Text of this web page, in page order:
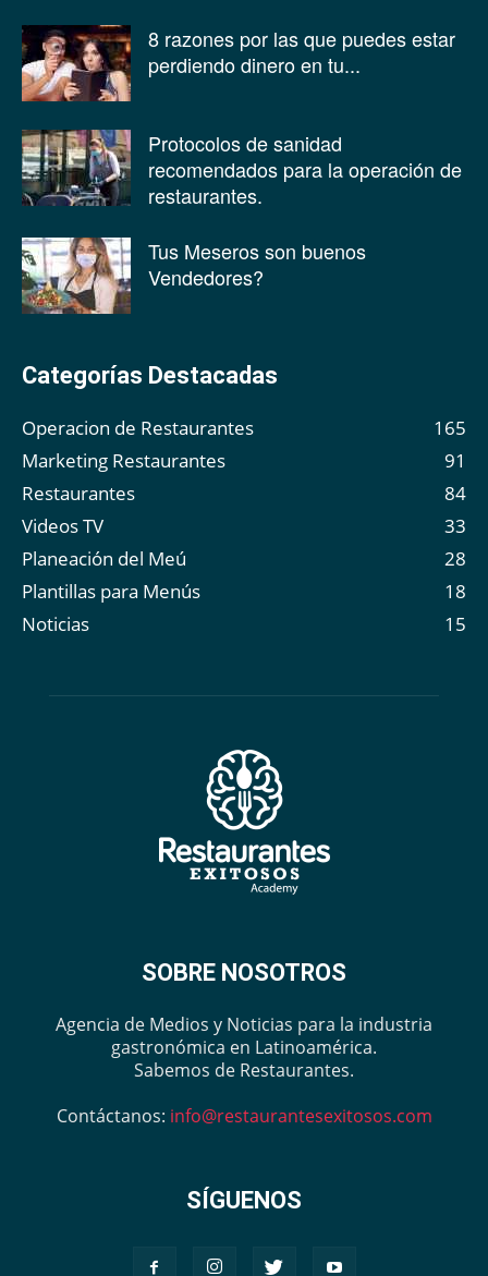
8 razones por las que puedes estar
perdiendo dinero en tu...
Protocolos de sanidad
recomendados para la operación de
restaurantes.
Tus Meseros son buenos
Vendedores?
Categorías Destacadas
Operacion de Restaurantes
165
Marketing Restaurantes
91
Restaurantes
84
Videos TV
33
Planeación del Meú
28
Plantillas para Menús
18
Noticias
15
SOBRE NOSOTROS
Agencia de Medios y Noticias para la industria
gastronómica en Latinoamérica.
Sabemos de Restaurantes.
Contáctanos: info@restaurantesexitosos.com
SÍGUENOS